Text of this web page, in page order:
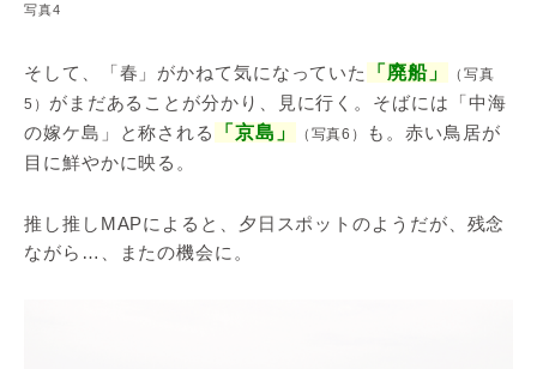
写真4
そして、「春」がかねて気になっていた 「廃船」
（写真
5） がまだあることが分かり、見に行く。そばには「中海
の嫁ケ島」と称される
「京島」 （写真6）
も。赤い鳥居が
目に鮮やかに映る。
推し推しMAPによると、夕日スポットのようだが、残念
ながら…、またの機会に。